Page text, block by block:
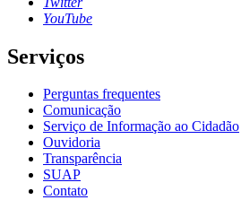
YouTube
Serviços
Perguntas frequentes
Comunicação
Serviço de Informação ao Cidadão
Ouvidoria
Transparência
SUAP
Contato